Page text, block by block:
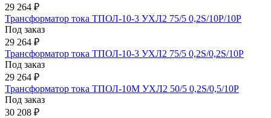
29 264 ₽
Трансформатор тока ТПОЛ-10-3 УХЛ2 75/5 0,2S/10Р/10Р
Под заказ
29 264 ₽
Трансформатор тока ТПОЛ-10-3 УХЛ2 75/5 0,2S/0,2S/10Р
Под заказ
29 264 ₽
Трансформатор тока ТПОЛ-10М УХЛ2 50/5 0,2S/0,5/10Р
Под заказ
30 208 ₽